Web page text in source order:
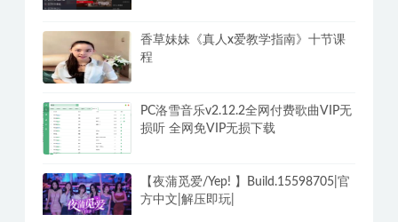
香草妹妹《真人x爱教学指南》十节课
程
PC洛雪音乐v2.12.2全网付费歌曲VIP无
损听 全网免VIP无损下载
【夜蒲觅爱/Yep! 】Build.15598705|官
方中文|解压即玩|